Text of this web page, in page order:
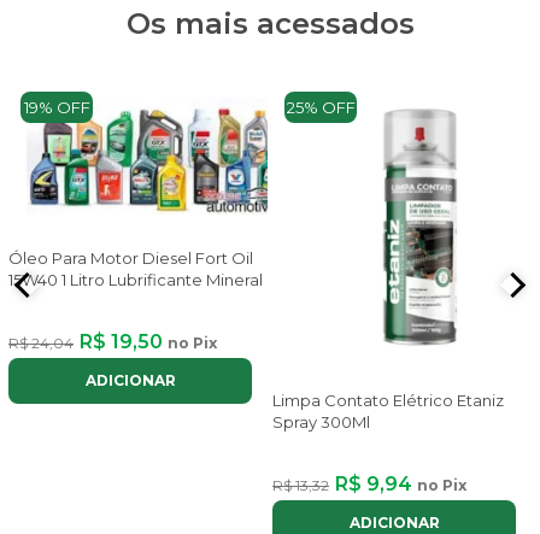
Os mais acessados
19% OFF
Óleo Para Motor Diesel Fort Oil
15W40 1 Litro Lubrificante Mineral
R$ 24,04 R$ 19,50 no Pix
ADICIONAR
25% OFF
Limpa Contato Elétrico Etaniz
Spray 300Ml
R$ 13,32 R$ 9,94 no Pix
ADICIONAR